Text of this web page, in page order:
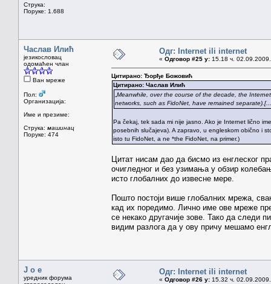
Струка:
Поруке: 1.688
Часлав Илић
језикословац
одомаћен члан
Ван мреже
Пол:
Организација:
Име и презиме:
Струка: машинац
Поруке: 474
Одг: Internet ili internet
« Одговор #25 у: 15.18 ч.
Цитирано: Ђорђе Божовић
Цитирано: Часлав Илић
Meanwhile, over the course of the decade, the
networks, such as FidoNet, have remained
Pa čekaj, tek sada mi nije jasno. Ako je Internet lično
posebnih slučajeva). A zapravo, u engleskom obično i
isto tu FidoNet, a ne *the FidoNet, na primer.)
Цитат нисам дао да бисмо из енглеског
очигледног и без узимања у обзир
исто глобалних до извесне мере.
Пошто постоји више глобалних мрежа,
кад их поредимо. Лично име ове мреже
се некако другачије зове. Тако да следи
видим разлога да у ову причу мешамо
J o e
уредник форума
Одг: Internet ili internet
« Одговор #26 у: 15.32 ч.